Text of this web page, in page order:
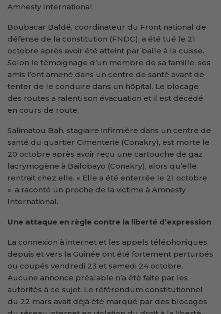
Amnesty International.
Boubacar Baldé, coordinateur du Front national de
défense de la constitution (FNDC), a été tué le 21
octobre après avoir été atteint par balle à la cuisse.
Selon le témoignage d’un membre de sa famille, ses
amis l’ont amené dans un centre de santé avant de
tenter de le conduire dans un hôpital. Le blocage
des routes a ralenti son évacuation et il est décédé
en cours de route.
Salimatou Bah, stagiaire infirmière dans un centre de
santé du quartier Cimenterie (Conakry), est morte le
20 octobre après avoir reçu une cartouche de gaz
lacrymogène à Bailobayo (Conakry), alors qu’elle
rentrait chez elle. « Elle a été enterrée le 21 octobre
», a raconté un proche de la victime à Amnesty
International.
Une attaque en règle contre la liberté d’expression
La connexion à internet et les appels téléphoniques
depuis et vers la Guinée ont été fortement perturbés
ou coupés vendredi 23 et samedi 24 octobre.
Aucune annonce préalable n’a été faite par les
autorités à ce sujet. Le référendum constitutionnel
du 22 mars avait déjà été marqué par des blocages